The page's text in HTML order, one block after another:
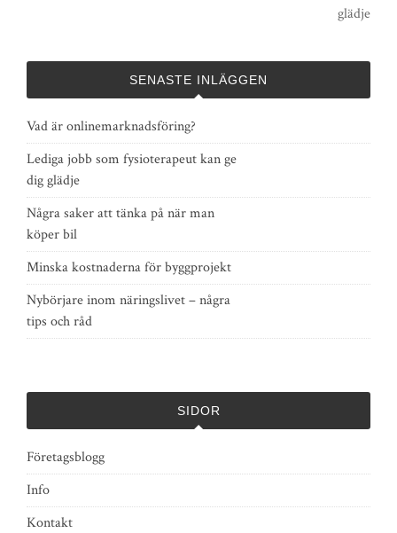
glädje
SENASTE INLÄGGEN
Vad är onlinemarknadsföring?
Lediga jobb som fysioterapeut kan ge
dig glädje
Några saker att tänka på när man
köper bil
Minska kostnaderna för byggprojekt
Nybörjare inom näringslivet – några
tips och råd
SIDOR
Företagsblogg
Info
Kontakt